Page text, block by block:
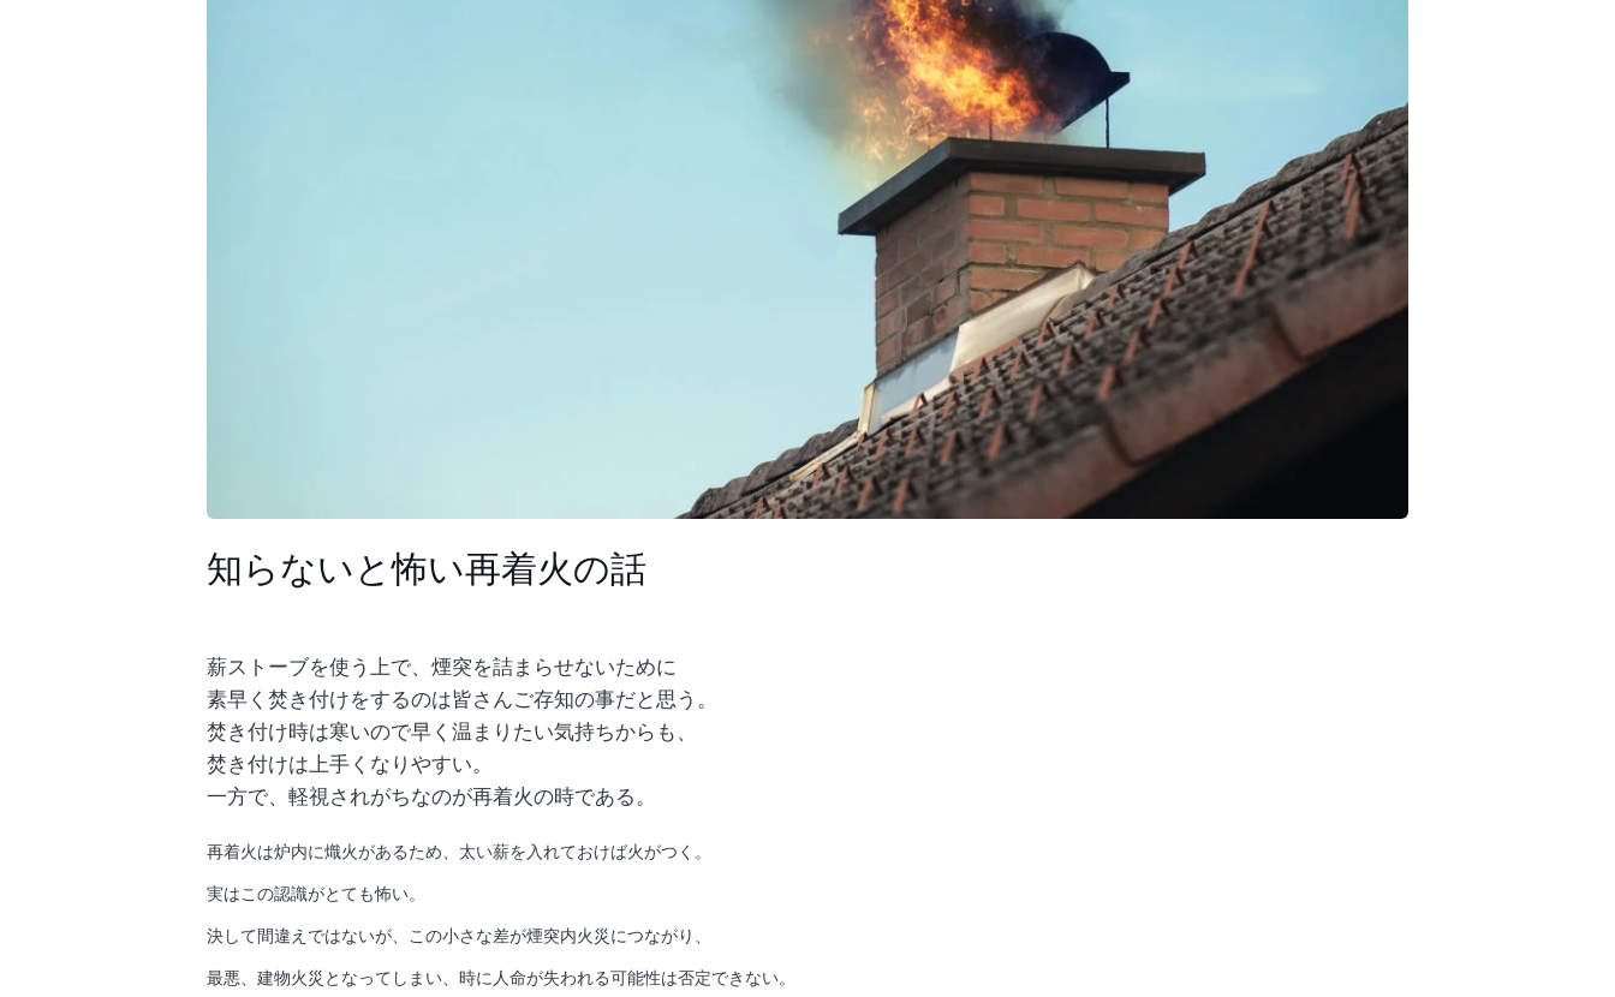
知らないと怖い再着火の話
薪ストーブを使う上で、煙突を詰まらせないために
素早く焚き付けをするのは皆さんご存知の事だと思う。
焚き付け時は寒いので早く温まりたい気持ちからも、
焚き付けは上手くなりやすい。
一方で、軽視されがちなのが再着火の時である。
再着火は炉内に熾火があるため、太い薪を入れておけば火がつく。
実はこの認識がとても怖い。
決して間違えではないが、この小さな差が煙突内火災につながり、
最悪、建物火災となってしまい、時に人命が失われる可能性は否定できない。